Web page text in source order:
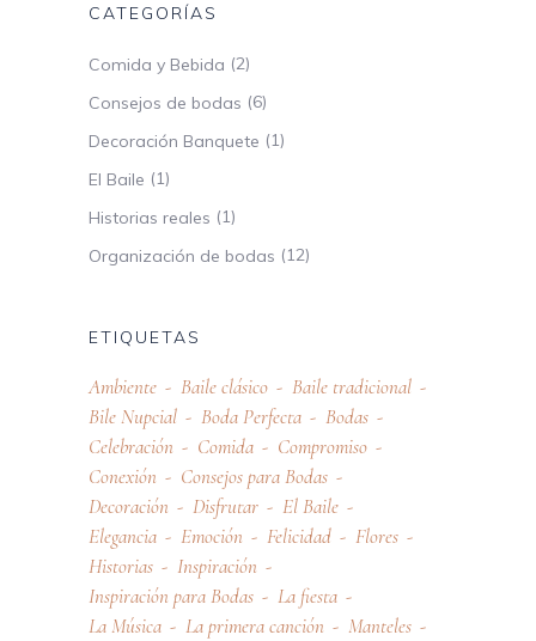
CATEGORÍAS
Comida y Bebida (2)
Consejos de bodas (6)
Decoración Banquete (1)
El Baile (1)
Historias reales (1)
Organización de bodas (12)
ETIQUETAS
Ambiente Baile clásico
Baile tradicional
Bile Nupcial
Boda Perfecta
Bodas
Celebración
Comida
Compromiso
Conexión
Consejos para Bodas
Decoración
Disfrutar
El Baile
Elegancia
Emoción Felicidad
Flores
Historias
Inspiración
Inspiración para Bodas
La fiesta
La Música
La primera canción
Manteles